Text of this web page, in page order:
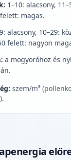
1–10: alacsony,
magas.
alacsony, 10–29:
felett: nagyon
a mogyoróhoz és
szem/m³